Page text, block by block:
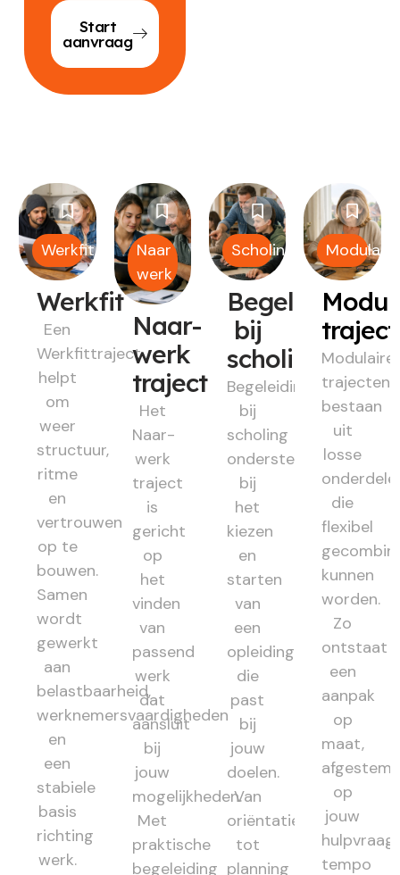
Start
aanvraag
Werkfit
Werkfit
Een
Werkfittraject
helpt
om
weer
structuur,
ritme
en
vertrouwen
op te
bouwen.
Samen
wordt
gewerkt
aan
belastbaarheid,
werknemersvaardigheden
en
een
stabiele
basis
richting
werk.
Naar
werk
Naar-
werk
traject
Het
Naar-
werk
traject
is
gericht
op
het
vinden
van
passend
werk
dat
aansluit
bij
jouw
mogelijkheden.
Met
praktische
begeleiding
Scholing
Begeleiding
bij
scholing
Begeleiding
bij
scholing
ondersteunt
bij
het
kiezen
en
starten
van
een
opleiding
die
past
bij
jouw
doelen.
Van
oriëntatie
tot
planning
Modulair
Modulaire
trajecten
bestaan
uit
losse
die
flexibel
kunnen
worden.
Zo
ontstaat
een
aanpak
op
maat,
op
jouw
hulpvraag,
tempo